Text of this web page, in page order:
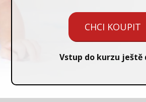
CHCI KOUPIT
Vstup do kurzu ještě